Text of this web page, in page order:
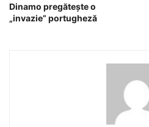
Dinamo pregătește o
„invazie” portugheză